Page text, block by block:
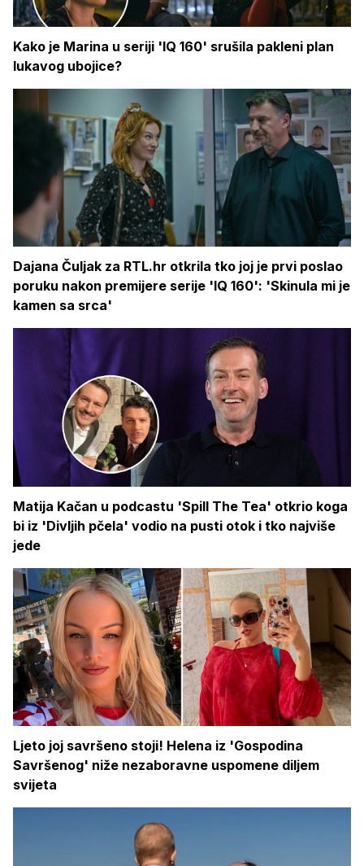
Kako je Marina u seriji 'IQ 160' srušila pakleni plan
lukavog ubojice?
Dajana Čuljak za RTL.hr otkrila tko joj je prvi poslao
poruku nakon premijere serije 'IQ 160': 'Skinula mi je
kamen sa srca'
Matija Kačan u podcastu 'Spill The Tea' otkrio koga
bi iz 'Divljih pčela' vodio na pusti otok i tko najviše
jede
Ljeto joj savršeno stoji! Helena iz 'Gospodina
Savršenog' niže nezaboravne uspomene diljem
svijeta